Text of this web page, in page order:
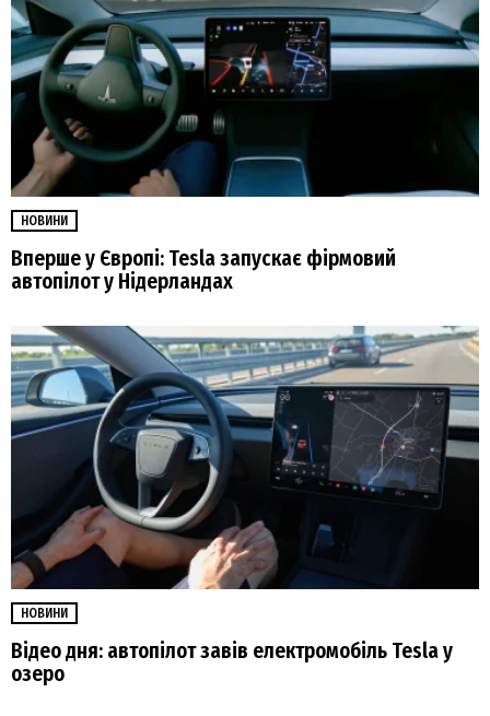
НОВИНИ
Вперше у Європі: Tesla запускає фірмовий
автопілот у Нідерландах
НОВИНИ
Відео дня: автопілот завів електромобіль Tesla у
озеро